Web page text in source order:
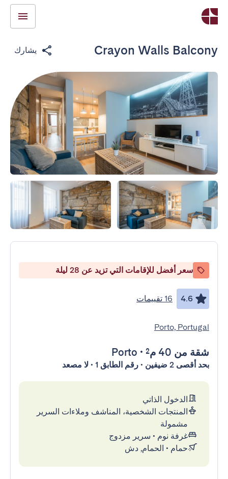
Crayon Walls Balcony يشارك
سعر أفضل للإقامات التي تزيد عن 28 ليلة
4.6 16 تقييمات
Porto, Portugal
شقة من 40 م² •
Porto
بحد أقصى 2 ضيفين • رقم الطابق 1 • لا مصعد
الدخول الذاتي
المنتجات الشخصية، المناشف وملاءات السرير
مشمولة
غرفة نوم • سرير مزدوج
حمام • الحمام, دش